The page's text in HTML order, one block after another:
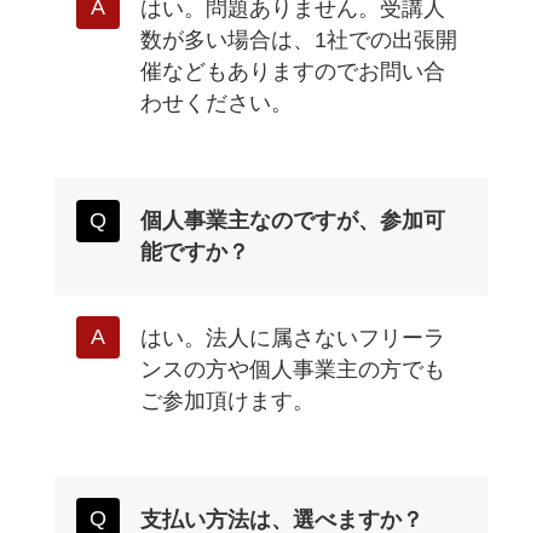
はい。問題ありません。受講人
数が多い場合は、1社での出張開
催などもありますのでお問い合
わせください。
個人事業主なのですが、参加可
能ですか？
はい。法人に属さないフリーラ
ンスの方や個人事業主の方でも
ご参加頂けます。
支払い方法は、選べますか？